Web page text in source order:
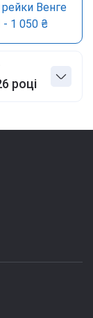
Венге
1 050 ₴
році
Під білу
₴
Срібло
Венге
1 050 ₴